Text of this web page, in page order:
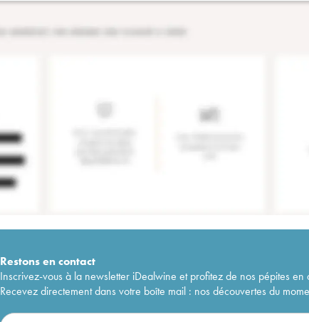
Restons encontact
Inscrivez-vous à la newsletter iDealwine et profitez de nos pépites en
Recevez directement dans votre boîte mail : nos découvertes du